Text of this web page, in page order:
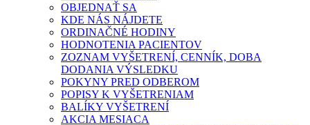
OBJEDNAŤ SA
KDE NÁS NÁJDETE
ORDINAČNÉ HODINY
HODNOTENIA PACIENTOV
ZOZNAM VYŠETRENÍ, CENNÍK, DOBA
DODANIA VÝSLEDKU
POKYNY PRED ODBEROM
POPISY K VYŠETRENIAM
BALÍKY VYŠETRENÍ
AKCIA MESIACA